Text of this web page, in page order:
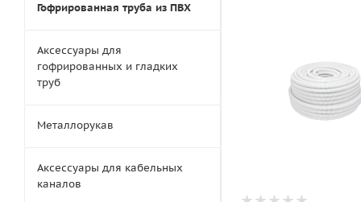
Гофрированная труба из ПВХ
Аксессуары для
гофрированных и гладких
труб
Металлорукав
Аксессуары для кабельных
каналов